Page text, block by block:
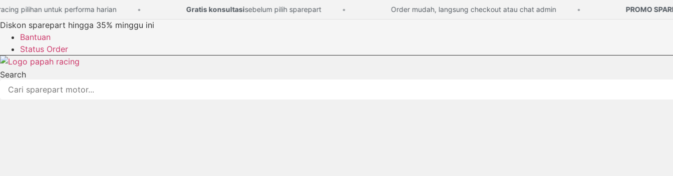
Lewati
konten
pilihan untuk performa harian Gratis konsultasisebelum pilih sparepart Order mudah, langsung checkout atau chat admin PROMO
Diskon sparepart hingga 35% minggu ini
Bantuan
Status Order
Search